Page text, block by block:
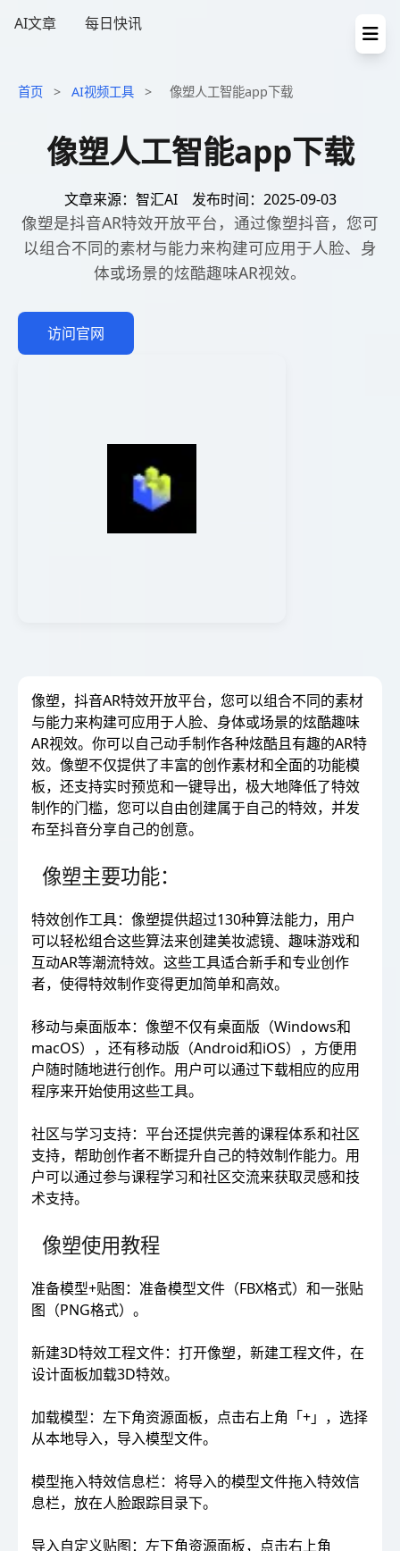
AI文章 每日快讯
首页 > AI视频工具 > 像塑人工智能app下载
像塑人工智能app下载
文章来源：智汇AI 发布时间：2025-09-03
像塑是抖音AR特效开放平台，通过像塑抖音，您可
以组合不同的素材与能力来构建可应用于人脸、身
体或场景的炫酷趣味AR视效。
访问官网
像塑，抖音AR特效开放平台，您可以组合不同的素材
与能力来构建可应用于人脸、身体或场景的炫酷趣味
AR视效。你可以自己动手制作各种炫酷且有趣的AR特
效。像塑不仅提供了丰富的创作素材和全面的功能模
板，还支持实时预览和一键导出，极大地降低了特效
制作的门槛，您可以自由创建属于自己的特效，并发
布至抖音分享自己的创意。
像塑主要功能：
特效创作工具：像塑提供超过130种算法能力，用户
可以轻松组合这些算法来创建美妆滤镜、趣味游戏和
互动AR等潮流特效。这些工具适合新手和专业创作
者，使得特效制作变得更加简单和高效。
移动与桌面版本：像塑不仅有桌面版（Windows和
macOS），还有移动版（Android和iOS），方便用
户随时随地进行创作。用户可以通过下载相应的应用
程序来开始使用这些工具。
社区与学习支持：平台还提供完善的课程体系和社区
支持，帮助创作者不断提升自己的特效制作能力。用
户可以通过参与课程学习和社区交流来获取灵感和技
术支持。
像塑使用教程
准备模型+贴图：准备模型文件（FBX格式）和一张贴
图（PNG格式）。
新建3D特效工程文件：打开像塑，新建工程文件，在
设计面板加载3D特效。
加载模型：左下角资源面板，点击右上角「+」，选择
从本地导入，导入模型文件。
模型拖入特效信息栏：将导入的模型文件拖入特效信
息栏，放在人脸跟踪目录下。
导入自定义贴图：左下角资源面板，点击右上角